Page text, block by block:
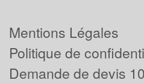
Mentions Légales
Politique de
Demande de devis